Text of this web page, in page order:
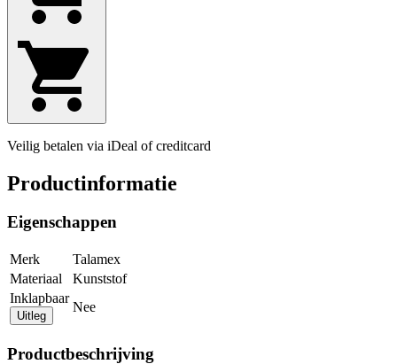
Veilig betalen via iDeal of creditcard
Productinformatie
Eigenschappen
Merk
Talamex
Materiaal
Kunststof
Inklapbaar
Uitleg
Nee
Productbeschrijving